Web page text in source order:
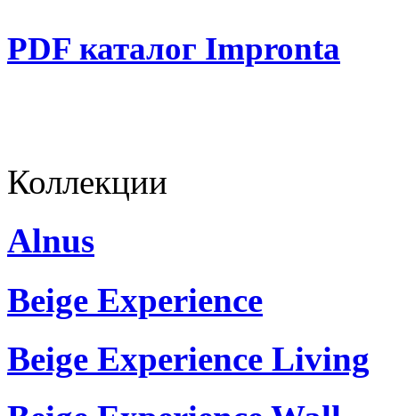
PDF каталог Impronta
Коллекции
Alnus
Beige Experience
Beige Experience Living